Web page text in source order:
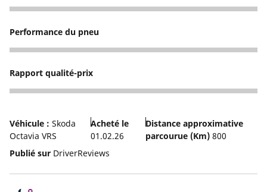
5
Performance du pneu
5
Rapport qualité-prix
4
Véhicule : Skoda
Octavia VRS
Acheté le
01.02.26
Distance approximative
parcourue (Km) 800
Publié sur DriverReviews